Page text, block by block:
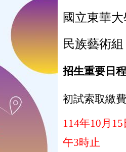
國立東華
民族藝術組
招生重要日程
初試索取繳
114年10月 15
午3時止